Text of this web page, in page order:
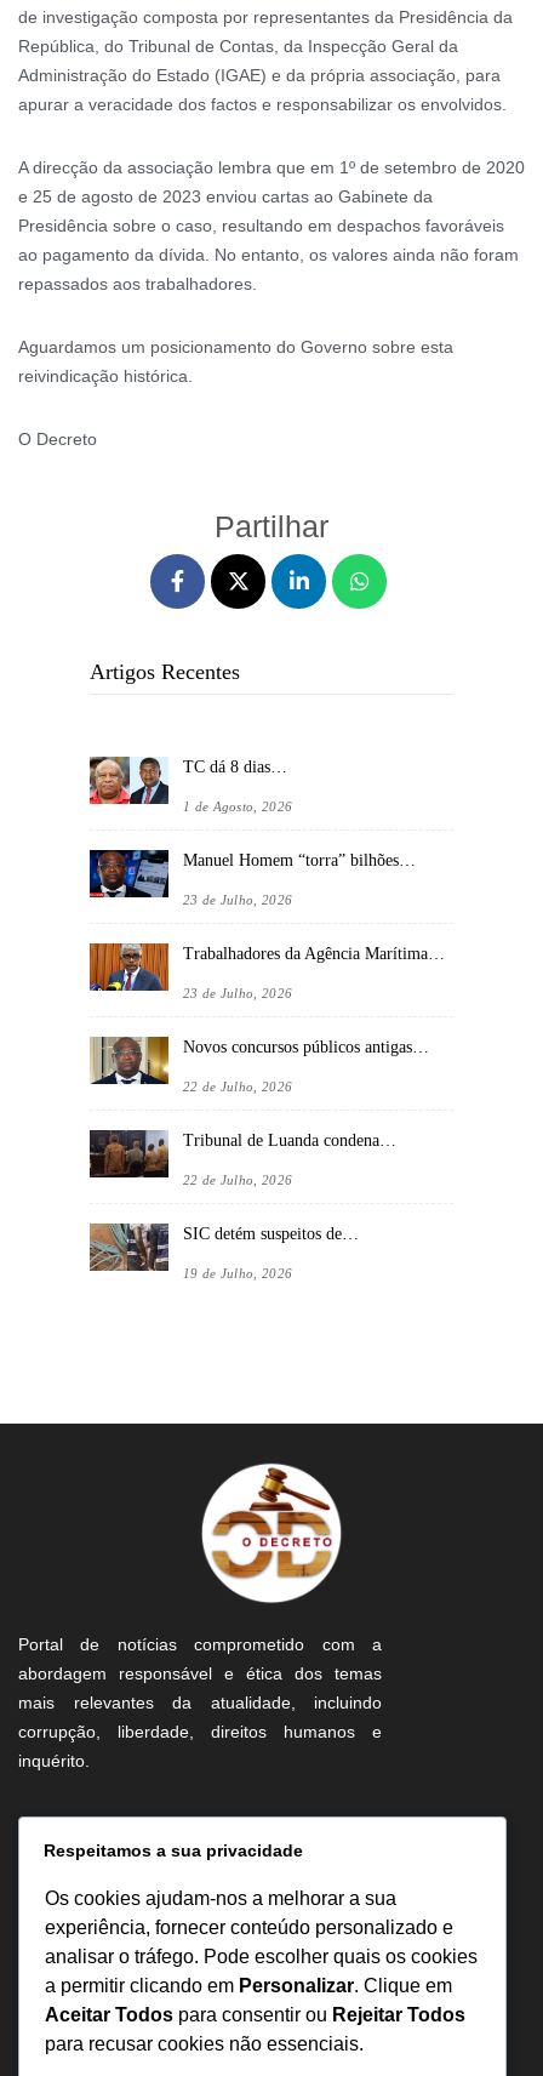
de investigação composta por representantes da Presidência da
República, do Tribunal de Contas, da Inspecção Geral da
Administração do Estado (IGAE) e da própria associação, para
apurar a veracidade dos factos e responsabilizar os envolvidos.
A direcção da associação lembra que em 1º de setembro de 2020
e 25 de agosto de 2023 enviou cartas ao Gabinete da
Presidência sobre o caso, resultando em despachos favoráveis
ao pagamento da dívida. No entanto, os valores ainda não foram
repassados aos trabalhadores.
Aguardamos um posicionamento do Governo sobre esta
reivindicação histórica.
O Decreto
Partilhar
Artigos Recentes
TC dá 8 dias…
1 de Agosto, 2026
Manuel Homem “torra” bilhões…
23 de Julho, 2026
Trabalhadores da Agência Marítima…
23 de Julho, 2026
Novos concursos públicos antigas…
22 de Julho, 2026
Tribunal de Luanda condena…
22 de Julho, 2026
SIC detém suspeitos de…
19 de Julho, 2026
Portal de notícias comprometido com a
abordagem responsável e ética dos temas
mais relevantes da atualidade, incluindo
corrupção, liberdade, direitos humanos e
inquérito.
Informação
Sobre Nós
Estatuto Editorial
Inquérito
Denuncia
Política de Privacidade
Respeitamos a sua privacidade
Os cookies ajudam-nos a melhorar a sua
experiência, fornecer conteúdo personalizado e
analisar o tráfego. Pode escolher quais os cookies
a permitir clicando em Personalizar. Clique em
Aceitar Todos para consentir ou Rejeitar Todos
para recusar cookies não essenciais.